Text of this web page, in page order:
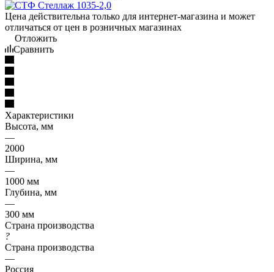
Цена действительна только для интернет-магазина и может
отличаться от цен в розничных магазинах
Отложить
Сравнить
Характеристики
Высота, мм
—
2000
Ширина, мм
—
1000 мм
Глубина, мм
—
300 мм
Страна производства
?
Страна производства
—
Россия